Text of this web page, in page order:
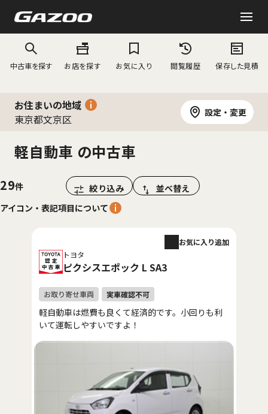
中古車を探す お店を探す お気に入り 閲覧履歴 保存した見積
お住まいの地域
東京都文京区
設定・変更
軽自動車 の中古車
29 絞り込み
並べ替え
アイコン・表記項目について
トヨタ
ピクシスエポック L SA3
お気に入り追加
軽自動車は燃費も良くて経済的です。小回りも利
いて運転しやすいですよ！